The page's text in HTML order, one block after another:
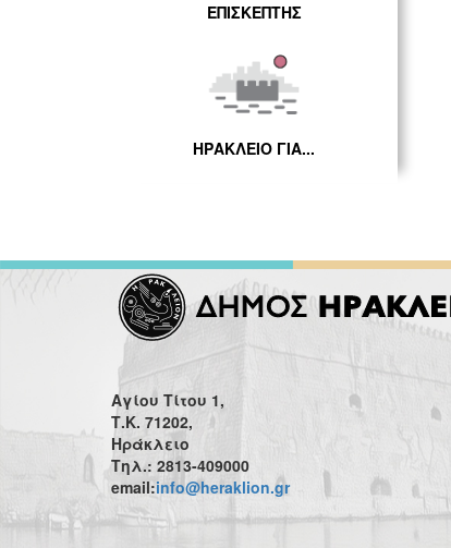
ΕΠΙΣΚΕΠΤΗΣ
ΗΡΑΚΛΕΙΟ ΓΙΑ...
Αγίου Τίτου 1,
Τ.Κ. 71202,
Ηράκλειο
Τηλ.: 2813-409000
email:info@heraklion.gr